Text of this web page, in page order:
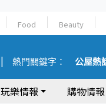
Food Beauty
熱門關鍵字： 公屋熱
玩樂情報 購物情報